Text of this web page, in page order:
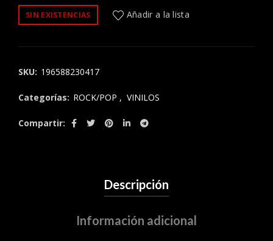
SIN EXISTENCIAS Añadir a la lista
SKU: 196588230417
Categorías: ROCK/POP , VINILOS
Compartir
Descripción
Información adicional